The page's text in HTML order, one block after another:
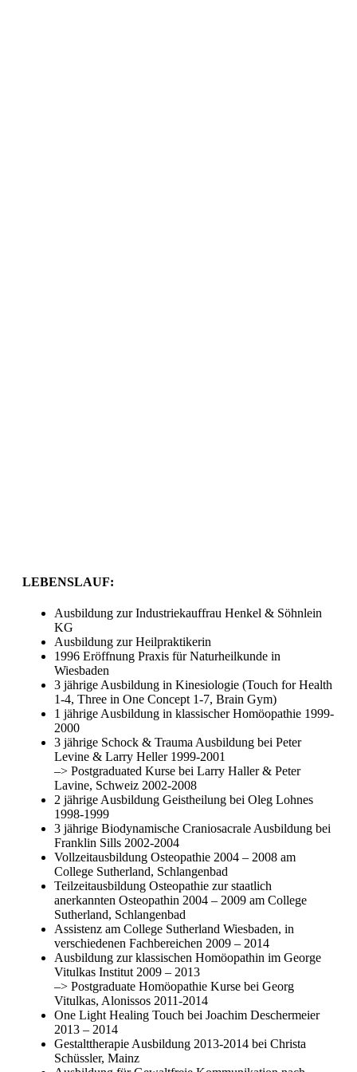
LEBENSLAUF:
Ausbildung zur Industriekauffrau Henkel & Söhnlein
KG
Ausbildung zur Heilpraktikerin
1996 Eröffnung Praxis für Naturheilkunde in
Wiesbaden
3 jährige Ausbildung in Kinesiologie (Touch for Health
1-4, Three in One Concept 1-7, Brain Gym)
1 jährige Ausbildung in klassischer Homöopathie 1999-
2000
3 jährige Schock & Trauma Ausbildung bei Peter
Levine & Larry Heller 1999-2001
–> Postgraduated Kurse bei Larry Haller & Peter
Lavine, Schweiz 2002-2008
2 jährige Ausbildung Geistheilung bei Oleg Lohnes
1998-1999
3 jährige Biodynamische Craniosacrale Ausbildung bei
Franklin Sills 2002-2004
Vollzeitausbildung Osteopathie 2004 – 2008 am
College Sutherland, Schlangenbad
Teilzeitausbildung Osteopathie zur staatlich
anerkannten Osteopathin 2004 – 2009 am College
Sutherland, Schlangenbad
Assistenz am College Sutherland Wiesbaden, in
verschiedenen Fachbereichen 2009 – 2014
Ausbildung zur klassischen Homöopathin im George
Vitulkas Institut 2009 – 2013
–> Postgraduate Homöopathie Kurse bei Georg
Vitulkas, Alonissos 2011-2014
One Light Healing Touch bei Joachim Deschermeier
2013 – 2014
Gestalttherapie Ausbildung 2013-2014 bei Christa
Schüssler, Mainz